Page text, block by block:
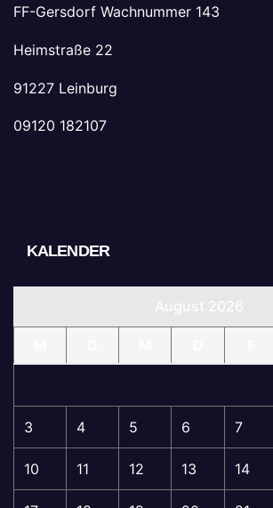
FF-Gersdorf Wachnummer 143
Heimstraße 22
91227 Leinburg
09120 182107
KALENDER
3 4 5 6 7
10 11 12 13 14